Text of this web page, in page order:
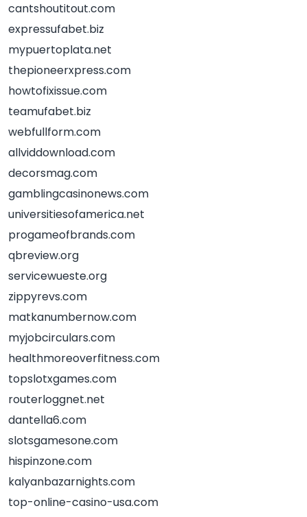
cantshoutitout.com
expressufabet.biz
mypuertoplata.net
thepioneerxpress.com
howtofixissue.com
teamufabet.biz
webfullform.com
allviddownload.com
decorsmag.com
gamblingcasinonews.com
universitiesofamerica.net
progameofbrands.com
qbreview.org
servicewueste.org
zippyrevs.com
matkanumbernow.com
myjobcirculars.com
healthmoreoverfitness.com
topslotxgames.com
routerloggnet.net
dantella6.com
slotsgamesone.com
hispinzone.com
kalyanbazarnights.com
top-online-casino-usa.com